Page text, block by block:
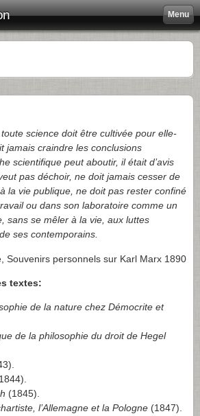
Menu
science doit être cultivée pour elle-
jamais craindre les conclusions
scientifique peut aboutir, il était d’avis
pas déchoir, ne doit jamais cesser de
la vie publique, ne doit pas rester confiné
ou dans son laboratoire comme un
sans se mêler à la vie, aux luttes
ses contemporains.
Souvenirs personnels sur Karl Marx 1890
textes:
de la nature chez Démocrite et
de la philosophie du droit de Hegel
(1845).
l’Allemagne et la Pologne (1847).